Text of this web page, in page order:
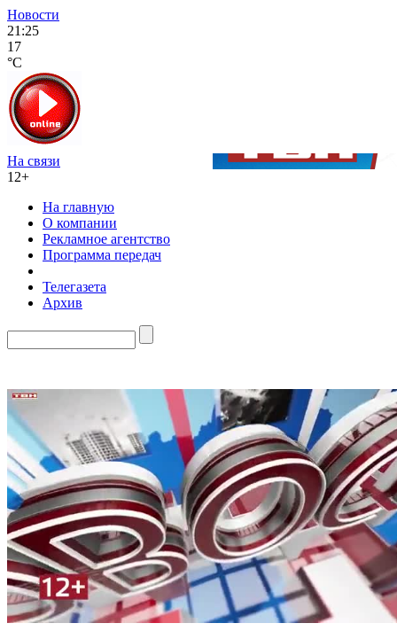
Новости
21:25
17
°C
На связи
12+
На главную
О компании
Рекламное агентство
Программа передач
Телегазета
Архив